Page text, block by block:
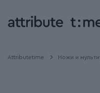
Attributetime Ножи и